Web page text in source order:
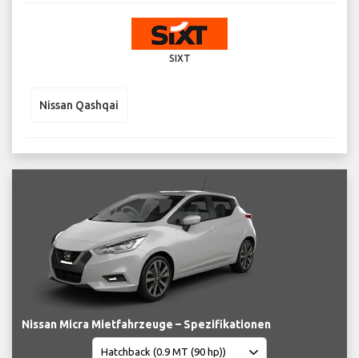
SIXT
Nissan Qashqai
Nissan Micra Mietfahrzeuge – Spezifikationen